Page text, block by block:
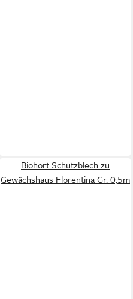
Biohort Schutzblech zu
Gewächshaus Florentina Gr. 0,5m